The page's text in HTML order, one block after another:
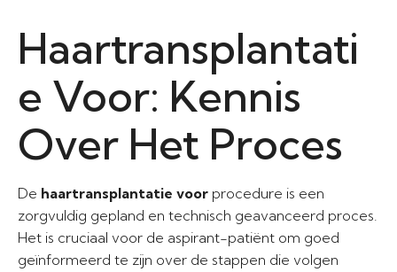
Haartransplantati
e Voor: Kennis
Over Het Proces
De haartransplantatie voor procedure is een
zorgvuldig gepland en technisch geavanceerd proces.
Het is cruciaal voor de aspirant-patiënt om goed
geïnformeerd te zijn over de stappen die volgen